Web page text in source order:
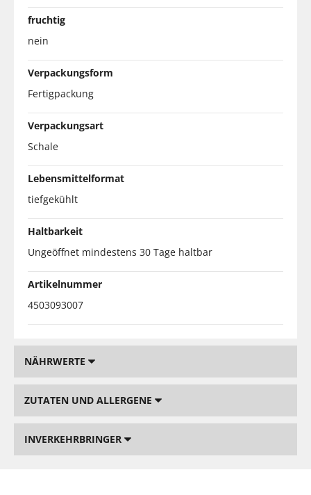
fruchtig
nein
Verpackungsform
Fertigpackung
Verpackungsart
Schale
Lebensmittelformat
tiefgekühlt
Haltbarkeit
Ungeöffnet mindestens 30 Tage haltbar
Artikelnummer
4503093007
NÄHRWERTE
ZUTATEN UND ALLERGENE
INVERKEHRBRINGER